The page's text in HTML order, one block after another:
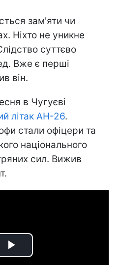
зам'яти чи
Ніхто не уникне
суттєво
Вже є перші
він.
в Чугуєві
літак АН-26.
стали офіцери та
національного
сил. Вижив
Play